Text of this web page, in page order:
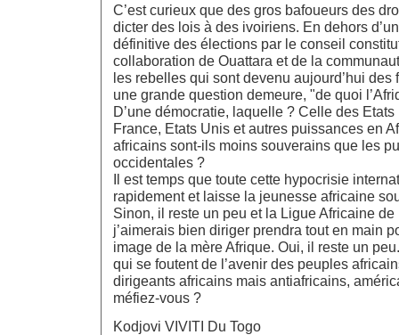
C’est curieux que des gros bafoueurs des
dicter des lois à des ivoiriens. En dehors
définitive des élections par le conseil
collaboration de Ouattara et de la
les rebelles qui sont devenu aujourd’hui des
une grande question demeure, "de quoi
D’une démocratie, laquelle ? Celle des
France, Etats Unis et autres puissances en
africains sont-ils moins souverains que les
occidentales ?
Il est temps que toute cette hypocrisie
rapidement et laisse la jeunesse africaine
Sinon, il reste un peu et la Ligue Africaine
j’aimerais bien diriger prendra tout en main
image de la mère Afrique. Oui, il reste un
qui se foutent de l’avenir des peuples
dirigeants africains mais antiafricains,
méfiez-vous ?
Kodjovi VIVITI Du Togo